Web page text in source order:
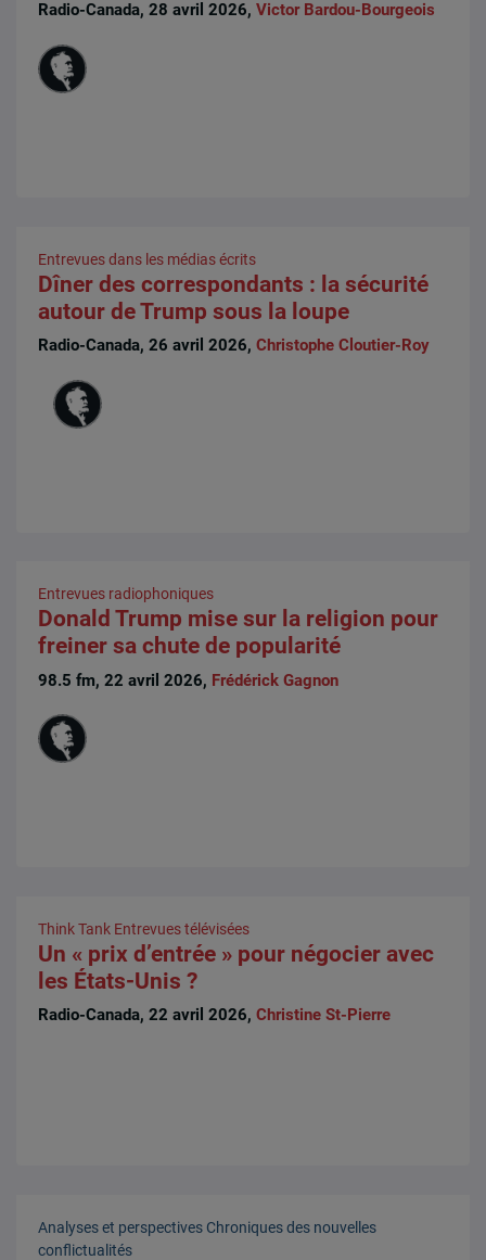
Radio-Canada, 28 avril 2026,Victor Bardou-Bourgeois
Entrevues dans les médias écrits
Dîner des correspondants : la sécurité
autour de Trump sous la loupe
Radio-Canada, 26 avril 2026,Christophe Cloutier-Roy
Entrevues radiophoniques
Donald Trump mise sur la religion pour
freiner sa chute de popularité
98.5 fm, 22 avril 2026, Frédérick Gagnon
Think Tank Entrevues télévisées
Un « prix d’entrée » pour négocier avec
les États-Unis ?
Radio-Canada, 22 avril 2026,Christine St-Pierre
Analyses et perspectives Chroniques des nouvelles
conflictualités